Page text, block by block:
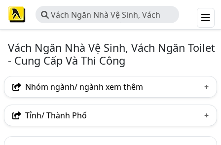
Vách Ngăn Nhà Vệ Sinh, Vách
Ngăn Toilet - Cung Cấp Và Thi Công
Vách Ngăn Nhà Vệ Sinh, Vách Ngăn Toilet
- Cung Cấp Và Thi Công
Nhóm ngành/ ngành xem thêm
Ngành nghề
Tỉnh/ Thành Phố